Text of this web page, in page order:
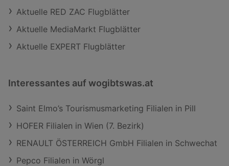
Aktuelle RED ZAC Flugblätter
Aktuelle MediaMarkt Flugblätter
Aktuelle EXPERT Flugblätter
Interessantes auf wogibtswas.at
Saint Elmo’s Tourismusmarketing Filialen in Pill
HOFER Filialen in Wien (7. Bezirk)
RENAULT ÖSTERREICH GmbH Filialen in Schwechat
Pepco Filialen in Wörgl